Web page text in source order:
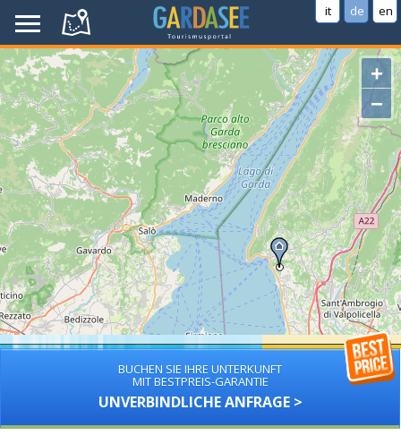
it de en
+
−
BUCHEN SIE IHRE UNTERKUNFT
MIT BESTPREIS-GARANTIE
UNVERBINDLICHE ANFRAGE >